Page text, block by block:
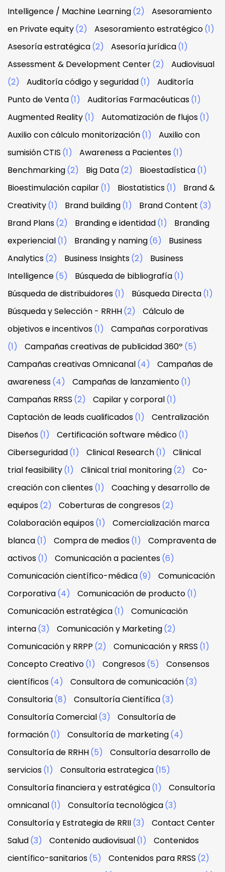
Intelligence / Machine Learning(2)
Asesoramiento
en Private equity(2) Asesoramiento estratégico(1)
Asesoría estratégica(2) Asesoría jurídica(1)
Assessment & Development Center(2)
Audiovisual
(2)
Auditoría código y seguridad(1)
Auditoría
Punto de Venta(1) Auditorías Farmacéuticas(1)
Augmented Reality(1) Automatización de flujos(1)
Auxilio con cálculo monitorización(1)
Auxilio con
sumisión CTIS (1) Awareness a Pacientes(1)
Benchmarking(2) Big Data(2) Bioestadística(1)
Bioestimulación capilar(1) Biostatistics(1)
Brand &
Creativity(1) Brand building(1) Brand Content (3)
Brand Plans(2) Branding e identidad(1)
Branding
experiencial(1) Branding y naming(6)
Business
Analytics(2) Business Insights(2)
Business
Intelligence(5) Búsqueda de bibliografía(1)
Búsqueda de distribuidores(1) Búsqueda Directa(1)
Búsqueda y Selección - RRHH(2)
Cálculo de
objetivos e incentivos(1)
Campañas corporativas
(1)
Campañas creativas de publicidad 360º (5)
Campañas creativas Omnicanal(4)
Campañas de
awareness(4) Campañas de lanzamiento(1)
Campañas RRSS (2) Capilar y corporal(1)
Captación de leads cualificados(1)
Centralización
Diseños(1) Certificación software médico(1)
Ciberseguridad(1) Clinical Research(1)
Clinical
trial feasibility(1) Clinical trial monitoring(2)
Co-
creación con clientes(1)
Coaching y desarrollo de
equipos(2) Coberturas de congresos(2)
Colaboración equipos(1)
Comercialización marca
blanca(1) Compra de medios(1)
Compraventa de
activos(1) Comunicación a pacientes(6)
Comunicación científico-médica(9)
Comunicación
Corporativa(4) Comunicación de producto(1)
Comunicación estratégica(1)
Comunicación
interna(3) Comunicación y Marketing(2)
Comunicación y RRPP (2) Comunicación y RRSS (1)
Concepto Creativo(1) Congresos(5)
Consensos
científicos(4) Consultora de comunicación(3)
Consultoria(8) Consultoría Científica(3)
Consultoría Comercial(3)
Consultoría de
formación(1) Consultoría de marketing(4)
Consultoría de RRHH(5)
Consultoría desarrollo de
servicios(1) Consultoria estrategica(15)
Consultoría financiera y estratégica(1)
Consultoría
omnicanal(1) Consultoría tecnológica(3)
Consultoría y Estrategia de RRII(3)
Contact Center
Salud(3) Contenido audiovisual(1)
Contenidos
científico-sanitarios(5) Contenidos para RRSS (2)